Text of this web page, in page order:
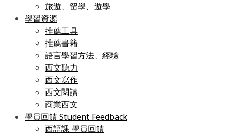
旅遊、留學、遊學
學習資源
推薦工具
推薦書籍
語言學習方法、經驗
西文聽力
西文寫作
西文閱讀
商業西文
學員回饋 Student Feedback
西語課 學員回饋